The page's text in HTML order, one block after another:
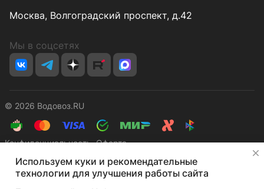
Москва, Волгоградский проспект, д.42
Мы в соцсетях
© 2026 Водовоз.RU
КонфиденциальностьОферта
Используем куки и рекомендательные
технологии для улучшения работы сайта